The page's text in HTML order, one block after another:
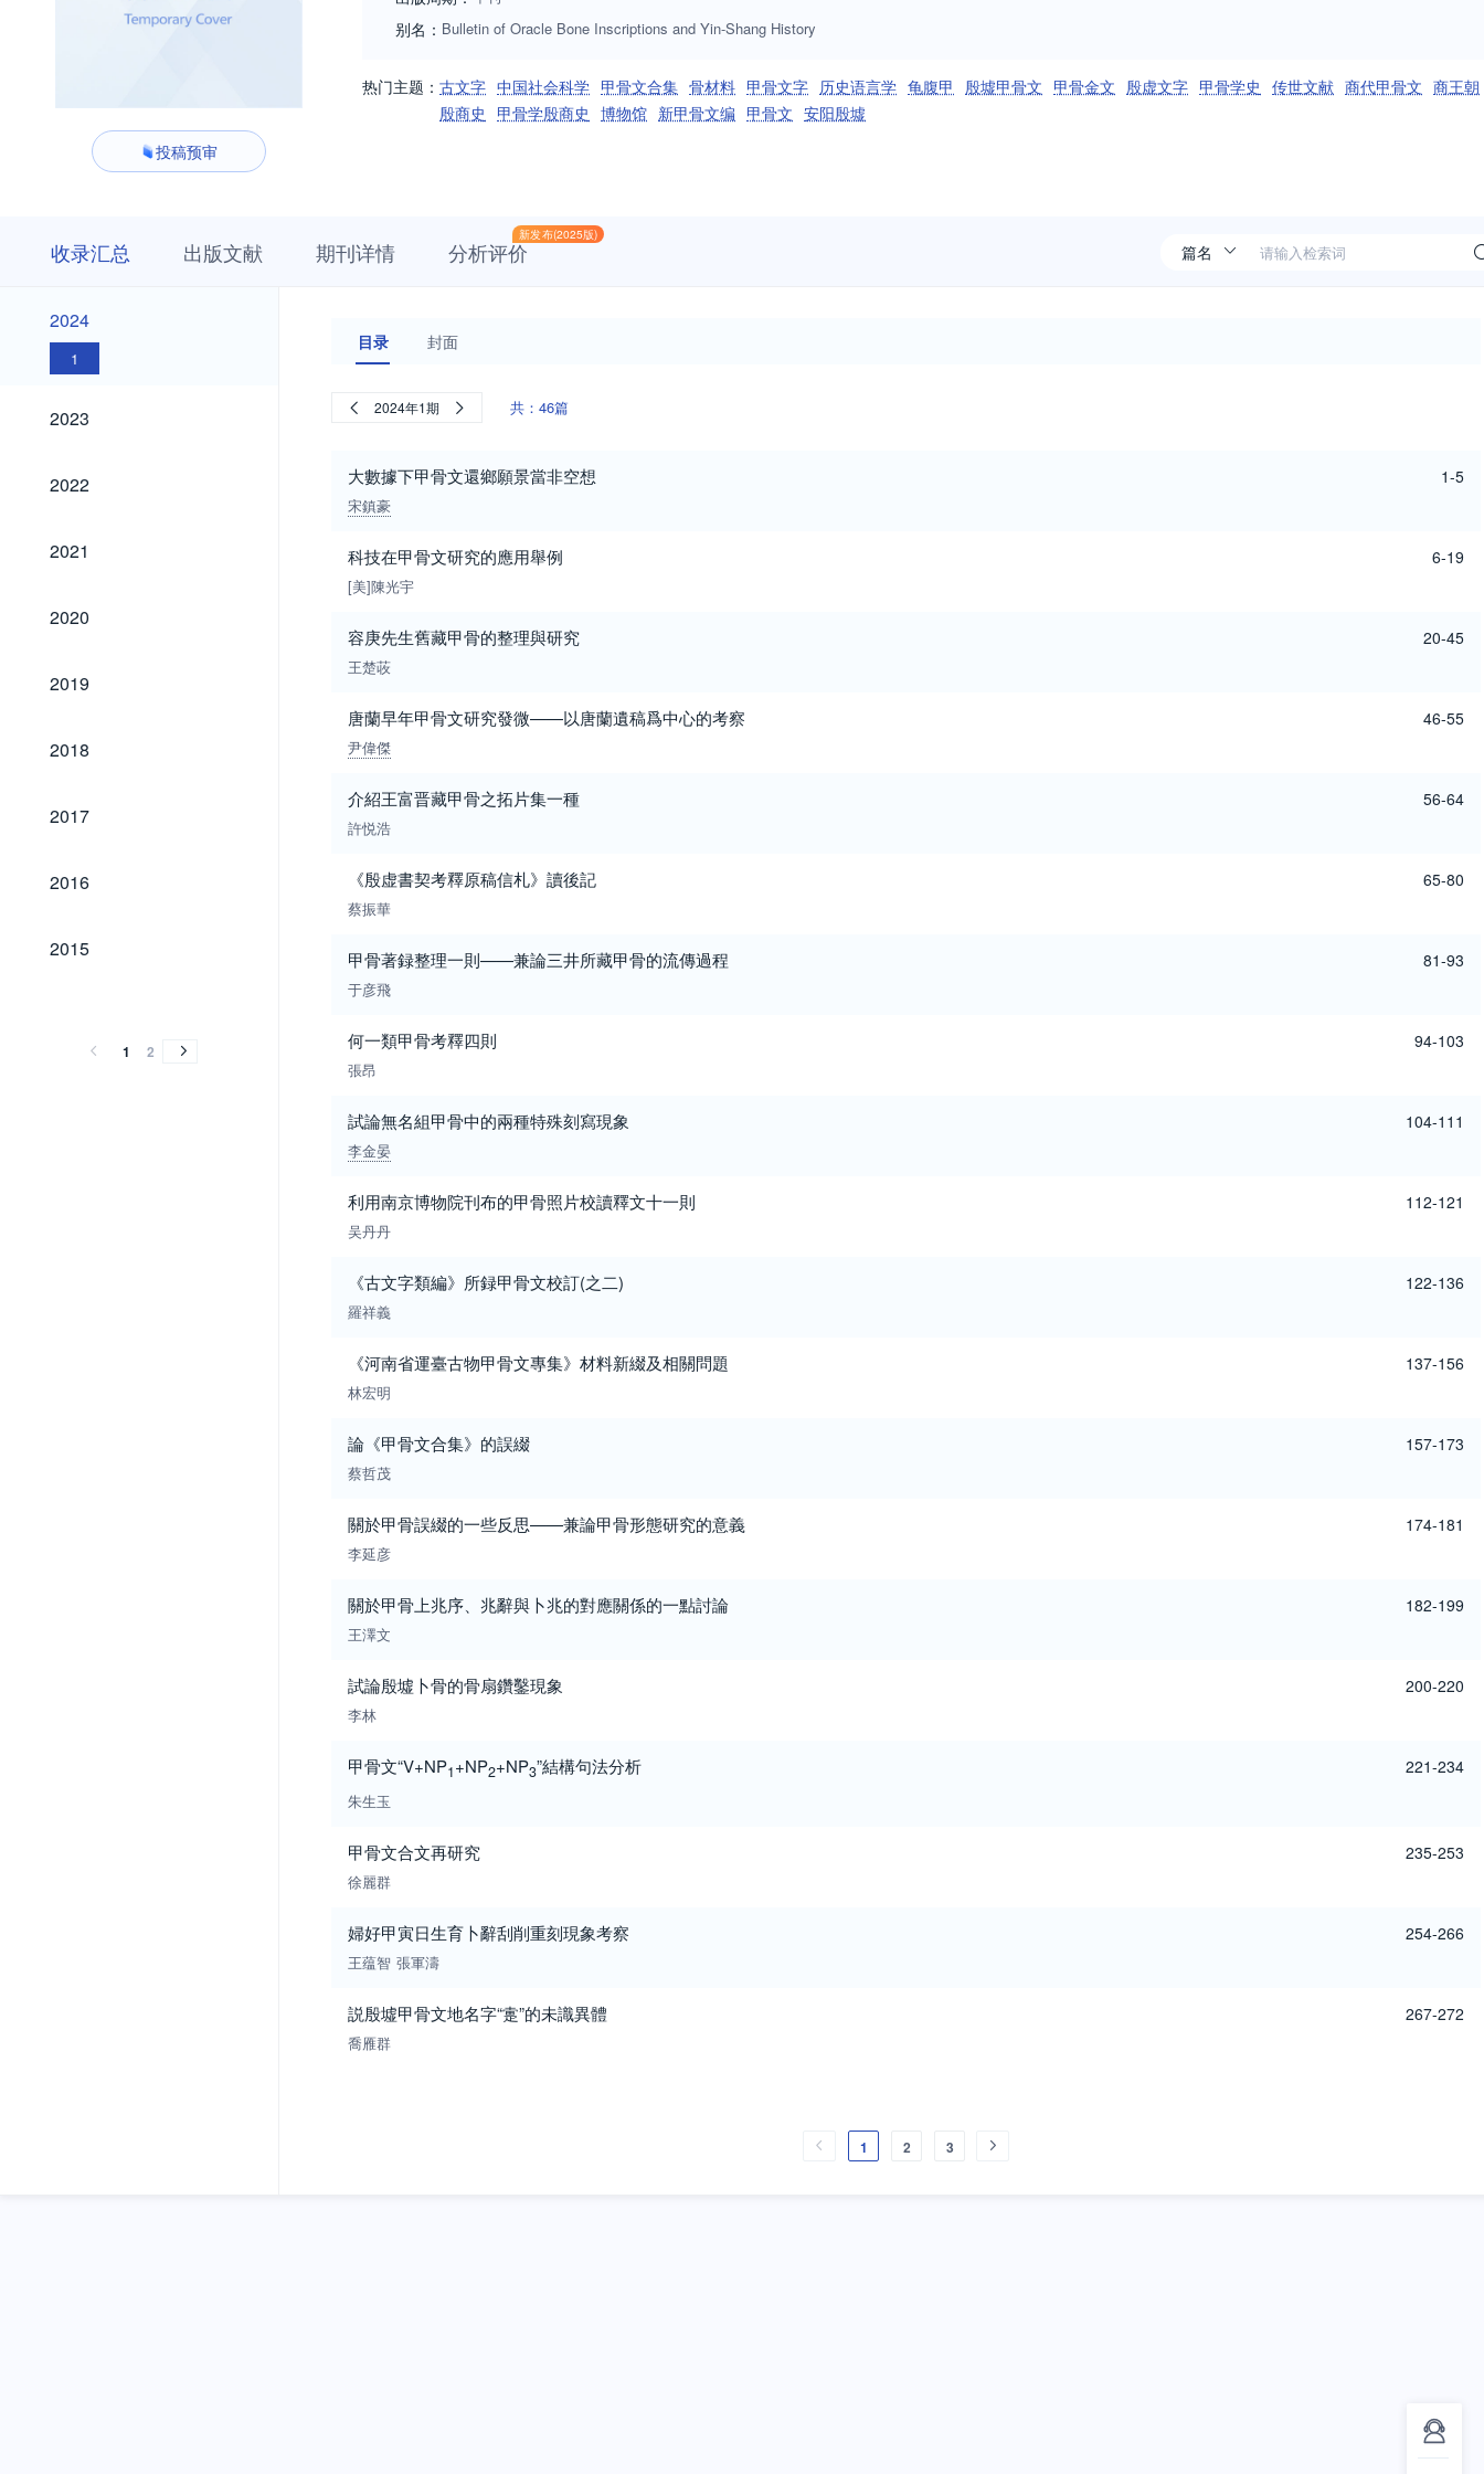
投稿预审
别名： Bulletin of Oracle Bone Inscriptions and Yin-Shang History
热门主题： 古文字 中国社会科学 甲骨文合集 骨材料 甲骨文字 历史语言学 龟腹甲 殷墟甲骨文 甲骨金文 殷虚文字 甲骨学史 传世文献 商代甲骨文 商王朝
殷商史
甲骨学殷商史 博物馆 新甲骨文编 甲骨文 安阳殷墟
收录汇总 出版文献 期刊详情
新发布(2025版)
分析评价
2024
2024
1
2023
2023
2022
2022
2021
2021
2020
2020
2019
2019
2018
2018
2017
2017
2016
2016
2015
2015
1 2
目录 封面
2024年1期 共：46篇
大數據下甲骨文還鄉願景當非空想
宋鎮豪
1-5
科技在甲骨文研究的應用舉例
[美]陳光宇
6-19
容庚先生舊藏甲骨的整理與研究
王楚荍
20-45
唐蘭早年甲骨文研究發微——以唐蘭遺稿爲中心的考察
尹偉傑
46-55
介紹王富晋藏甲骨之拓片集一種
許悦浩
56-64
《殷虚書契考釋原稿信札》讀後記
蔡振華
65-80
甲骨著録整理一則——兼論三井所藏甲骨的流傳過程
于彦飛
81-93
何一類甲骨考釋四則
張昂
94-103
試論無名組甲骨中的兩種特殊刻寫現象
李金晏
104-111
利用南京博物院刊布的甲骨照片校讀釋文十一則
吴丹丹
112-121
《古文字類編》所録甲骨文校訂(之二)
羅祥義
122-136
《河南省運臺古物甲骨文專集》材料新綴及相關問題
林宏明
137-156
論《甲骨文合集》的誤綴
蔡哲茂
157-173
關於甲骨誤綴的一些反思——兼論甲骨形態研究的意義
李延彦
174-181
關於甲骨上兆序、兆辭與卜兆的對應關係的一點討論
王澤文
182-199
試論殷墟卜骨的骨扇鑽鑿現象
李林
200-220
甲骨文“V+NP1+NP2+NP3”結構句法分析
朱生玉
221-234
甲骨文合文再研究
徐麗群
235-253
婦好甲寅日生育卜辭刮削重刻現象考察
王蕴智 張軍濤
254-266
説殷墟甲骨文地名字“疐”的未識異體
喬雁群
267-272
1 2 3